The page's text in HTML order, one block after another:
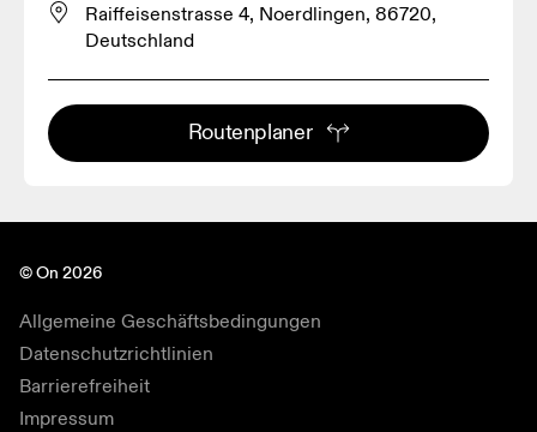
Raiffeisenstrasse 4, Noerdlingen, 86720,
Deutschland
Routenplaner
© On 2026
Allgemeine Geschäftsbedingungen
Datenschutzrichtlinien
Barrierefreiheit
Impressum